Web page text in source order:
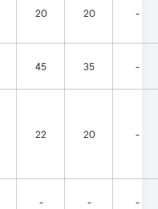
20 20 -
45 35 -
22 20 -
- - -